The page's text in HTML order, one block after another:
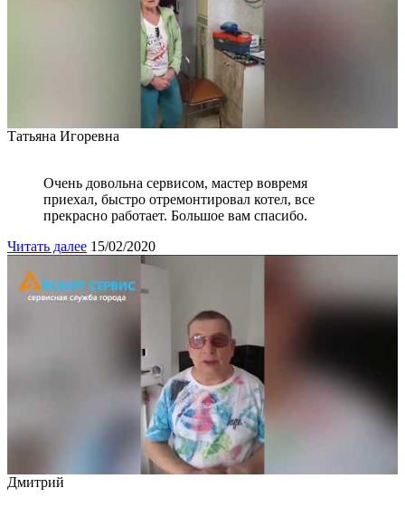
Татьяна Игоревна
Очень довольна сервисом, мастер вовремя
приехал, быстро отремонтировал котел, все
прекрасно работает. Большое вам спасибо.
Читать далее 15/02/2020
Дмитрий